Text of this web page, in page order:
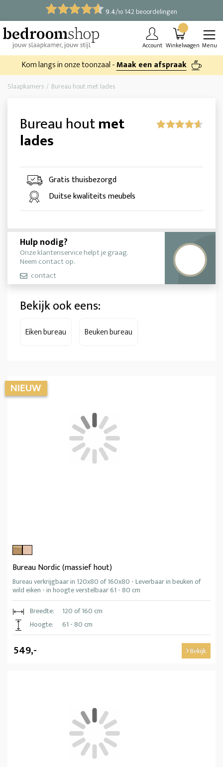
9.4/10 142 beoordelingen
Account Winkelwagen Menu
Kom langs in onze toonzaal -Maak een afspraak
Slaapkamers Bureau hout met lades
Bureau houtmet
lades
Gratis thuisbezorgd
Duitse kwaliteits meubels
Hulp nodig?
Onze klantenservice helpt je graag.
Neem contact op.
contact
Bekijk ook eens:
Eiken bureau Beuken bureau
Bureau Nordic (massief hout)
Bureau verkrijgbaar in 120x80 of 160x80 - Leverbaar in beuken of
wild eiken - in hoogte verstelbaar 61 - 80 cm
Breedte:
120 of 160 cm
Hoogte:
61 - 80 cm
549,- Bekijk